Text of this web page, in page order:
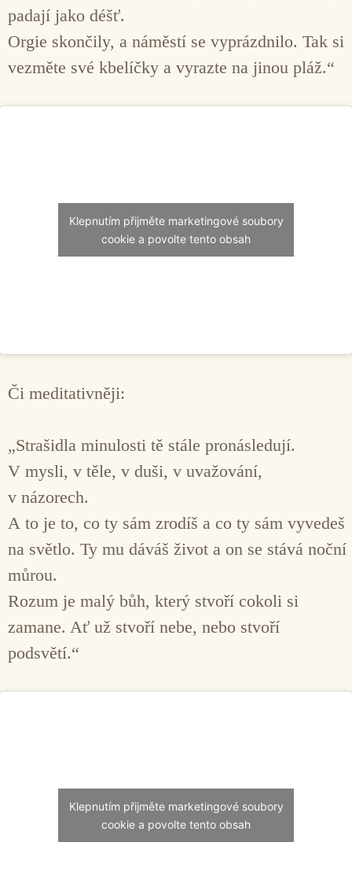
padají jako déšť.
Orgie skončily, a náměstí se vyprázdnilo. Tak si
vezměte své kbelíčky a vyrazte na jinou pláž.“
Klepnutím přijměte marketingové soubory
cookie a povolte tento obsah
Či meditativněji:
„Strašidla minulosti tě stále pronásledují.
V mysli, v těle, v duši, v uvažování,
v názorech.
A to je to, co ty sám zrodíš a co ty sám vyvedeš
na světlo. Ty mu dáváš život a on se stává noční
můrou.
Rozum je malý bůh, který stvoří cokoli si
zamane. Ať už stvoří nebe, nebo stvoří
podsvětí.“
Klepnutím přijměte marketingové soubory
cookie a povolte tento obsah